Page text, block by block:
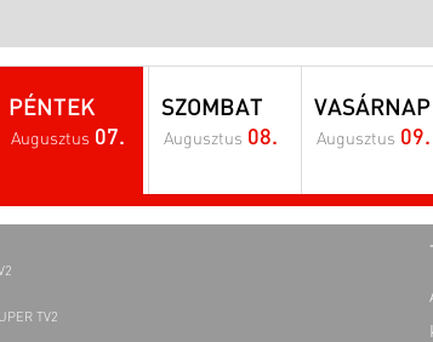
PÉNTEK
Augusztus 07.
SZOMBAT
Augusztus 08.
VASÁRNAP
Augusztus 09.
TV2